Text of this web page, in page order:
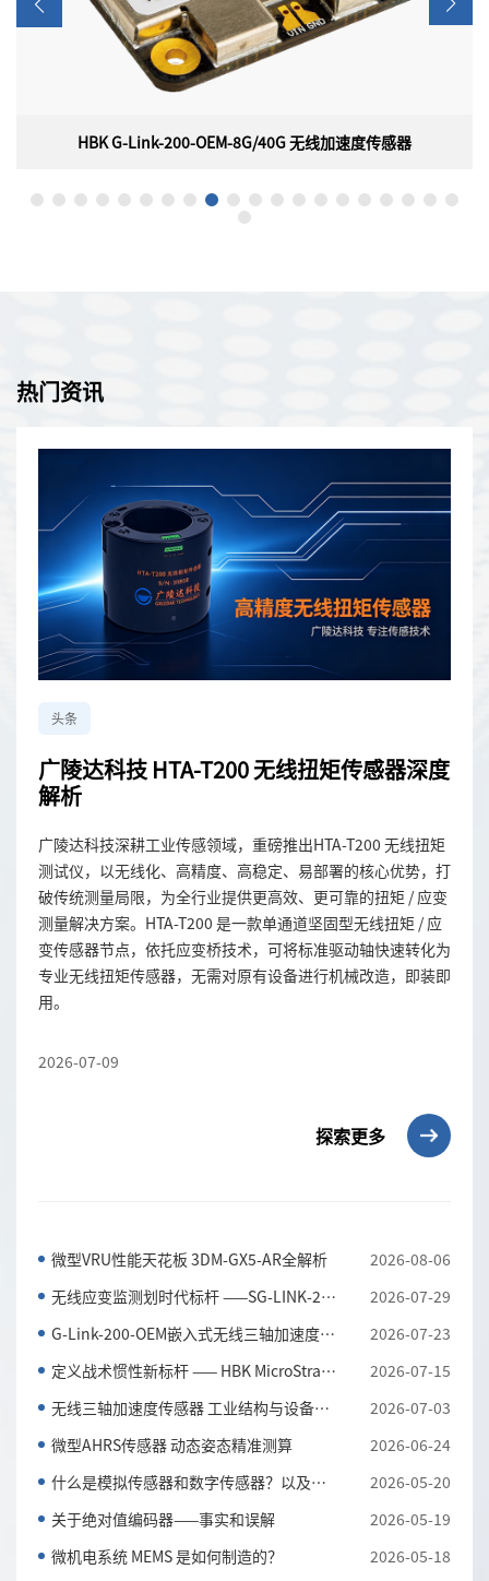
HBK G-Link-200-OEM-8G/40G 无线加速度传感器
HBK G-Link-200-OEM-8G/40G 无线加速度传感器
热门资讯
头条
广陵达科技 HTA-T200 无线扭矩传感器深度
解析
广陵达科技深耕工业传感领域，重磅推出HTA-T200 无线扭矩
测试仪，以无线化、高精度、高稳定、易部署的核心优势，打
破传统测量局限，为全行业提供更高效、更可靠的扭矩 / 应变
测量解决方案。HTA-T200 是一款单通道坚固型无线扭矩 / 应
变传感器节点，依托应变桥技术，可将标准驱动轴快速转化为
专业无线扭矩传感器，无需对原有设备进行机械改造，即装即
用。
2026-07-09
探索更多
微型VRU性能天花板 3DM-GX5-AR全解析
2026-08-06
无线应变监测划时代标杆 ——SG-LINK-200三通道无线应...
2026-07-29
G-Link-200-OEM嵌入式无线三轴加速度传感器 全工况振...
2026-07-23
定义战术惯性新标杆 —— HBK MicroStrain 3DM-CV7-AH...
2026-07-15
无线三轴加速度传感器 工业结构与设备振动监测利器
2026-07-03
微型AHRS传感器 动态姿态精准测算
2026-06-24
什么是模拟传感器和数字传感器？以及它们的主要区别
2026-05-20
关于绝对值编码器——事实和误解
2026-05-19
微机电系统 MEMS 是如何制造的？
2026-05-18